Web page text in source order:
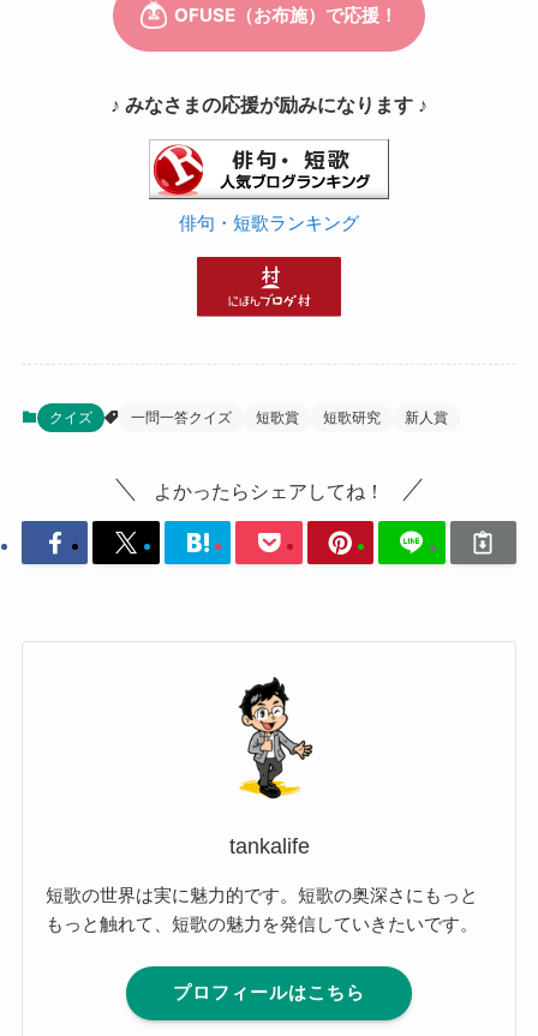
♪ みなさまの応援が励みになります ♪
俳句・短歌ランキング
クイズ 一問一答クイズ 短歌賞 短歌研究 新人賞
よかったらシェアしてね！
tankalife
短歌の世界は実に魅力的です。短歌の奥深さにもっと
もっと触れて、短歌の魅力を発信していきたいです。
プロフィールはこちら